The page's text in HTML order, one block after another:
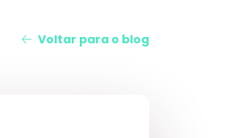
Voltar para o blog